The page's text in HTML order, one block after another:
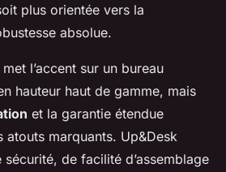
plus orientée vers la
absolue.
l’accent sur un bureau
hauteur haut de gamme, mais
et la garantie étendue
atouts marquants. Up&Desk
de facilité d’assemblage